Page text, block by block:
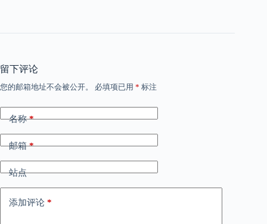
留下评论
您的邮箱地址不会被公开。 必填项已用 * 标注
名称*
邮箱*
站点
添加评论 *